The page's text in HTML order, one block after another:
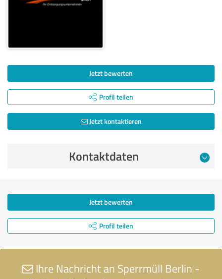
Jetzt bewerten
Profil teilen
Jetzt kontaktieren
Kontaktdaten
Jetzt bewerten
Profil teilen
Ihre Nachricht an Sperrmüll Berlin -